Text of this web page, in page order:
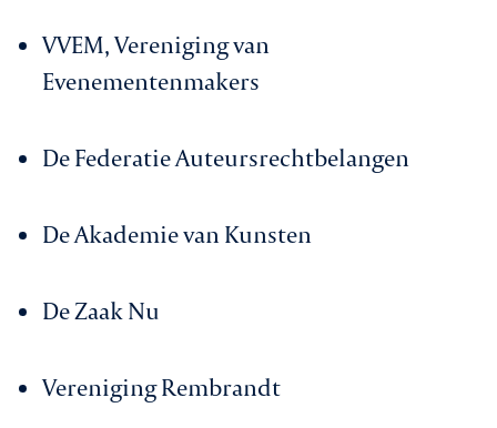
VVEM, Vereniging van
Evenementenmakers
De Federatie Auteursrechtbelangen
De Akademie van Kunsten
De Zaak Nu
Vereniging Rembrandt